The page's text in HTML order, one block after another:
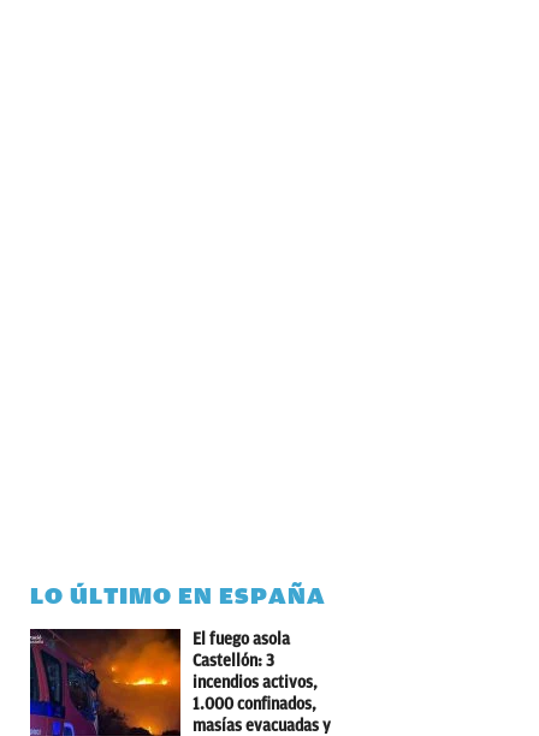
LO ÚLTIMO EN ESPAÑA
El fuego asola
Castellón: 3
incendios activos,
1.000 confinados,
masías evacuadas y